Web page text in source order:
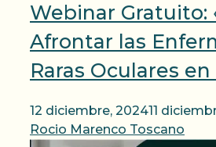
Webinar Gratuito:
Afrontar las
Raras Oculares
12 diciembre, 202411
Rocio Marenco Toscano